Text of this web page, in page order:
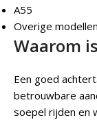
A55
Overige modellen
Waarom
Een goed
betrouwbare
soepel rijden en